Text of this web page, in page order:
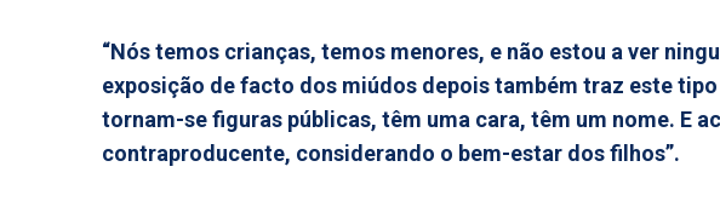
“Nós temos crianças, temos menores, e não estou a ver
exposição de facto dos miúdos depois também traz este
tornam-se figuras públicas, têm uma cara, têm um nome. E
contraproducente, considerando o bem-estar dos filhos”.